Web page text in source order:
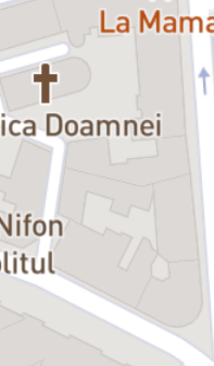
căsnicia și excesul de
de haz, qui-pro-quo-uri
umorul este învăluit în
și Bestiile
este o piesă de
face publicul să râdă în